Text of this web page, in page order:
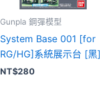
Gunpla 鋼彈模型
System Base 001 [for
RG/HG]系統展示台 [黑]
NT$280